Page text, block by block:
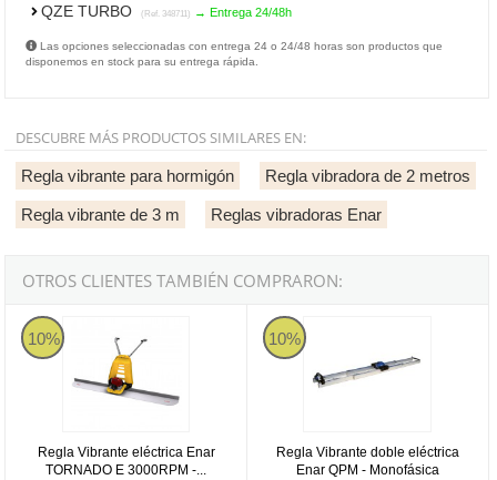
QZE TURBO (Ref. 348711) → Entrega 24/48h
Las opciones seleccionadas con entrega 24 o 24/48 horas son productos que
disponemos en stock para su entrega rápida.
DESCUBRE MÁS PRODUCTOS SIMILARES EN:
Regla vibrante para hormigón Regla vibradora de 2 metros
Regla vibrante de 3 m Reglas vibradoras Enar
OTROS CLIENTES TAMBIÉN COMPRARON:
10%
Regla Vibrante eléctrica Enar
TORNADO E 3000RPM -...
Regla Vibrante eléctrica Enar TORNADO E 3000RPM - Monofásica
10%
Regla Vibrante doble eléctrica
Enar QPM - Monofásica
Regla Vibrante doble eléctrica